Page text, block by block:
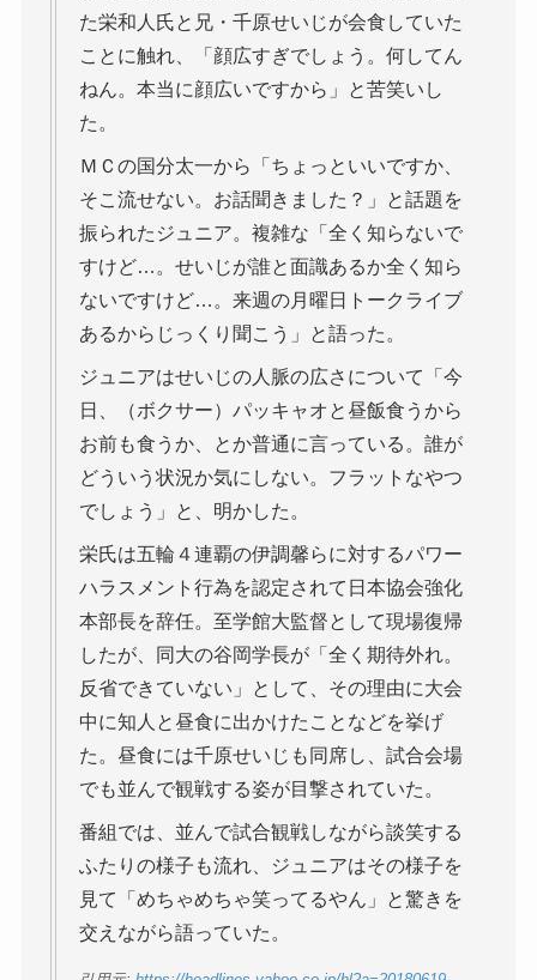
た栄和人氏と兄・千原せいじが会食していた
ことに触れ、「顔広すぎでしょう。何してん
ねん。本当に顔広いですから」と苦笑いし
た。
ＭＣの国分太一から「ちょっといいですか、
そこ流せない。お話聞きました？」と話題を
振られたジュニア。複雑な「全く知らないで
すけど…。せいじが誰と面識あるか全く知ら
ないですけど…。来週の月曜日トークライブ
あるからじっくり聞こう」と語った。
ジュニアはせいじの人脈の広さについて「今
日、（ボクサー）パッキャオと昼飯食うから
お前も食うか、とか普通に言っている。誰が
どういう状況か気にしない。フラットなやつ
でしょう」と、明かした。
栄氏は五輪４連覇の伊調馨らに対するパワー
ハラスメント行為を認定されて日本協会強化
本部長を辞任。至学館大監督として現場復帰
したが、同大の谷岡学長が「全く期待外れ。
反省できていない」として、その理由に大会
中に知人と昼食に出かけたことなどを挙げ
た。昼食には千原せいじも同席し、試合会場
でも並んで観戦する姿が目撃されていた。
番組では、並んで試合観戦しながら談笑する
ふたりの様子も流れ、ジュニアはその様子を
見て「めちゃめちゃ笑ってるやん」と驚きを
交えながら語っていた。